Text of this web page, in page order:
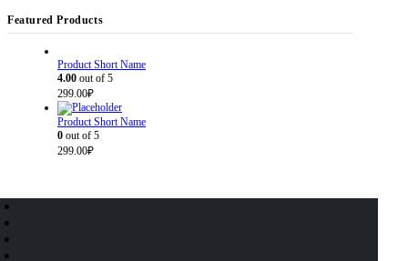
Featured Products
Product Short Name
4.00 out of 5
299.00₽
Product Short Name
0 out of 5
299.00₽